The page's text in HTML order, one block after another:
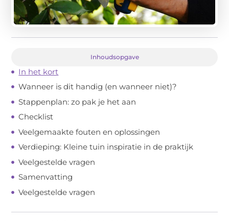
Inhoudsopgave
In het kort
Wanneer is dit handig (en wanneer niet)?
Stappenplan: zo pak je het aan
Checklist
Veelgemaakte fouten en oplossingen
Verdieping: Kleine tuin inspiratie in de praktijk
Veelgestelde vragen
Samenvatting
Veelgestelde vragen